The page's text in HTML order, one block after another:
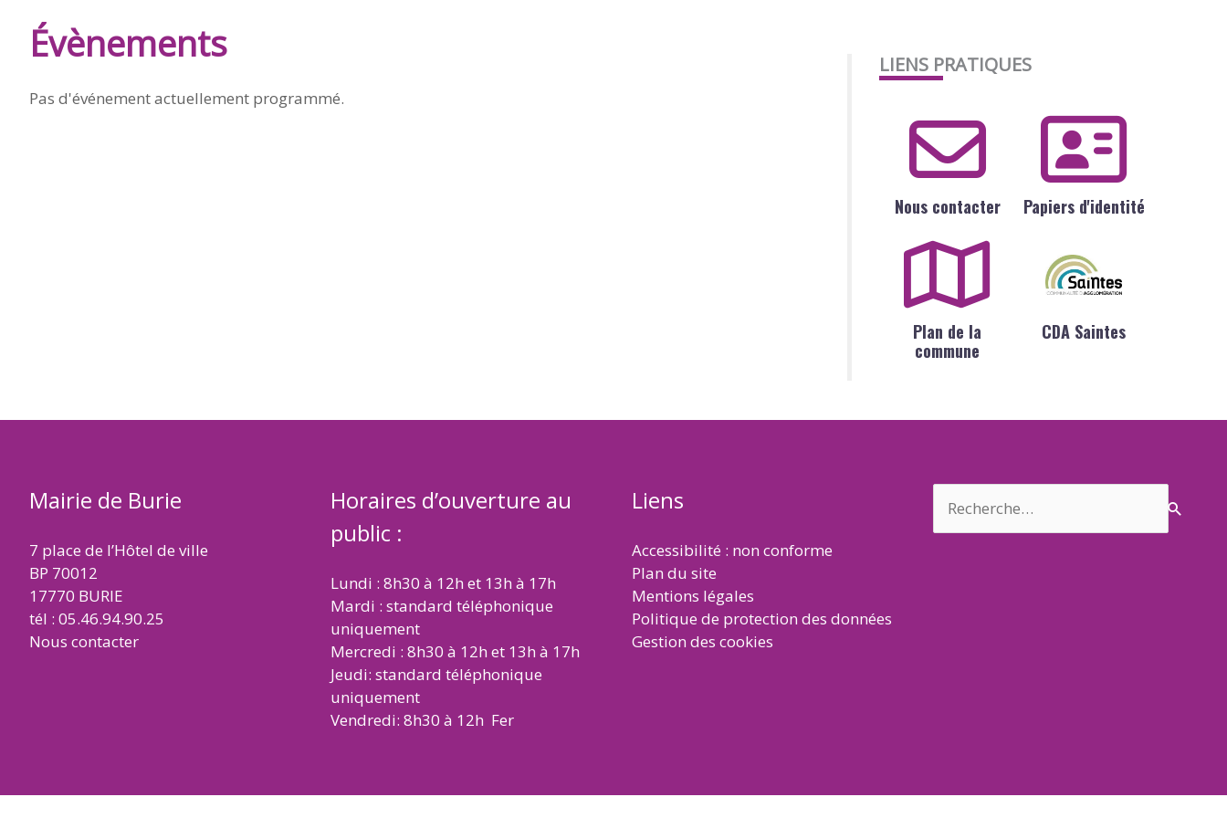
Évènements
Pas d'événement actuellement programmé.
LIENS PRATIQUES
Nous contacter Papiers d'identité
Plan de la
commune
CDA Saintes
Mairie de Burie
7 place de l’Hôtel de ville
BP 70012
17770 BURIE
tél : 05.46.94.90.25
Nous contacter
Horaires d’ouverture au
public :
Lundi : 8h30 à 12h et 13h à 17h
Mardi : standard téléphonique
uniquement
Mercredi : 8h30 à 12h et 13h à 17h
Jeudi: standard téléphonique
uniquement
Vendredi: 8h30 à 12h Fer
Liens
Accessibilité : non conforme
Plan du site
Mentions légales
Politique de protection des données
Gestion des cookies